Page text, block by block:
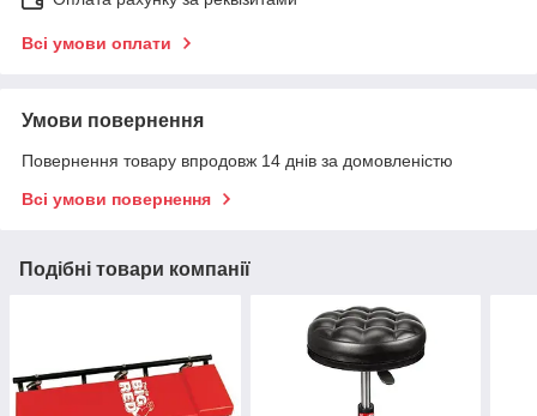
Всі умови оплати
Умови повернення
Повернення товару впродовж 14 днів за домовленістю
Всі умови повернення
Подібні товари компанії